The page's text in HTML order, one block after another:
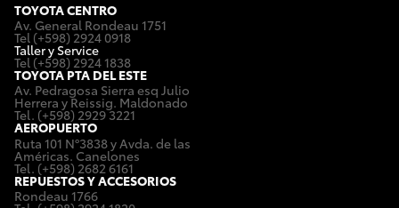
TOYOTA CENTRO
Av. General Rondeau 1751
Tel (+598) 2924 0918
Taller y Service
Tel (+598) 2924 1838
TOYOTA PTA DEL ESTE
Av. Pedragosa Sierra esq Julio
Herrera y Reissig. Maldonado
Tel. (+598) 2929 3221
AEROPUERTO
Ruta 101 Nº3838 y Avda. de las
Américas. Canelones
Tel. (+598) 2682 6161
REPUESTOS Y ACCESORIOS
Rondeau 1766